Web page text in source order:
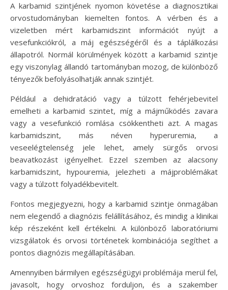
A karbamid szintjének nyomon követése a diagnosztikai
orvostudományban kiemelten fontos. A vérben és a
vizeletben mért karbamidszint információt nyújt a
vesefunkciókról, a máj egészségéről és a táplálkozási
állapotról. Normál körülmények között a karbamid szintje
egy viszonylag állandó tartományban mozog, de különböző
tényezők befolyásolhatják annak szintjét.
Például a dehidratáció vagy a túlzott fehérjebevitel
emelheti a karbamid szintet, míg a májműködés zavara
vagy a vesefunkció romlása csökkentheti azt. A magas
karbamidszint, más néven hyperuremia, a
veseelégtelenség jele lehet, amely sürgős orvosi
beavatkozást igényelhet. Ezzel szemben az alacsony
karbamidszint, hypouremia, jelezheti a májproblémákat
vagy a túlzott folyadékbevitelt.
Fontos megjegyezni, hogy a karbamid szintje önmagában
nem elegendő a diagnózis felállításához, és mindig a klinikai
kép részeként kell értékelni. A különböző laboratóriumi
vizsgálatok és orvosi történetek kombinációja segíthet a
pontos diagnózis megállapításában.
Amennyiben bármilyen egészségügyi problémája merül fel,
javasolt, hogy orvoshoz forduljon, és a szakember